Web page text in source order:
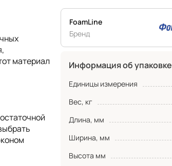
материал
FoamLine
Бренд
Информация об упаковке
Единицы измерения
Вес, кг
Длина, мм
Ширина, мм
Высота мм